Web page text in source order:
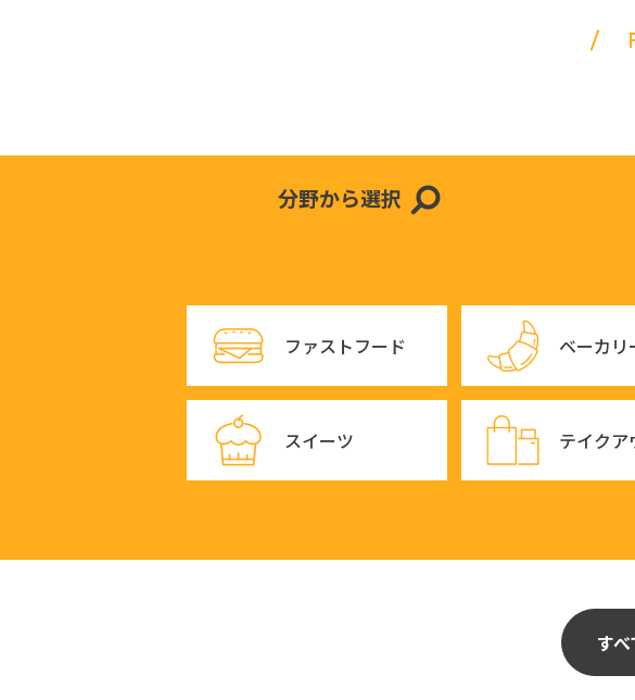
分野から選択
ファストフード ベーカリ
スイーツ テイクア
す